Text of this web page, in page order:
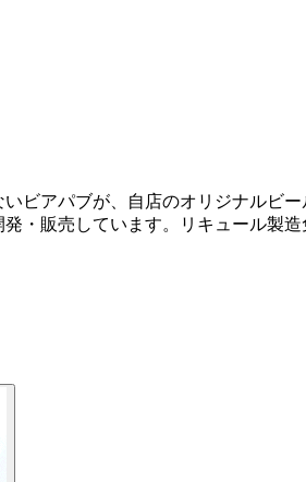
ビアパブが、自店のオリジナルビー
・販売しています。リキュール製